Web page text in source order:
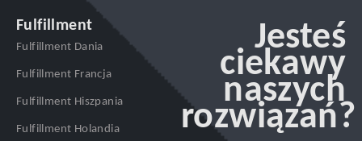
Fulfillment
Fulfillment Dania
Fulfillment Francja
Fulfillment Hiszpania
Fulfillment Holandia
Jesteś
ciekawy
naszych
rozwiązań?